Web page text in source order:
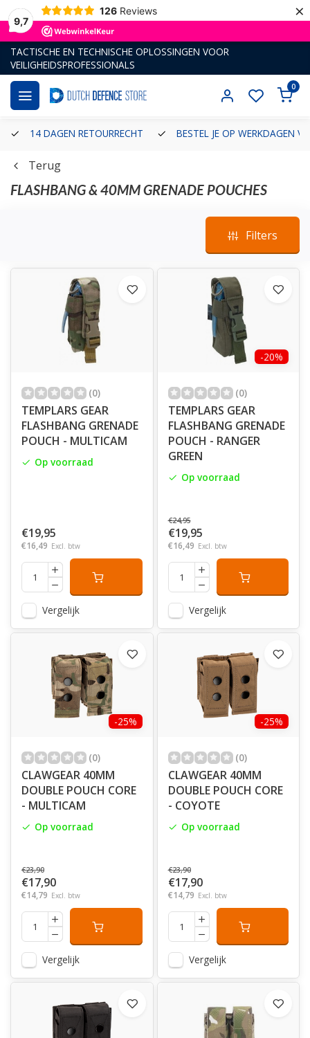
9,7
126 Reviews ×
TACTISCHE EN TECHNISCHE OPLOSSINGEN VOOR
VEILIGHEIDSPROFESSIONALS
0
14 DAGEN RETOURRECHT BESTEL JE OP WERKDAGEN
Terug
FLASHBANG & 40MM GRENADE POUCHES
Filters
(0)
TEMPLARS GEAR
FLASHBANG GRENADE
POUCH - MULTICAM
Op voorraad
€19,95
€16,49 Excl. btw
Vergelijk
-20%
(0)
TEMPLARS GEAR
FLASHBANG GRENADE
POUCH - RANGER
GREEN
Op voorraad
€24,95
€19,95
€16,49 Excl. btw
Vergelijk
-25%
(0)
CLAWGEAR 40MM
DOUBLE POUCH CORE
- MULTICAM
Op voorraad
€23,90
€17,90
€14,79 Excl. btw
Vergelijk
-25%
(0)
CLAWGEAR 40MM
DOUBLE POUCH CORE
- COYOTE
Op voorraad
€23,90
€17,90
€14,79 Excl. btw
Vergelijk